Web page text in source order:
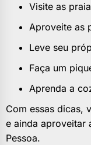
Visite as
Aproveite as
Leve seu
Faça um
Aprenda a
Com essas dicas,
e ainda aproveitar
Pessoa.